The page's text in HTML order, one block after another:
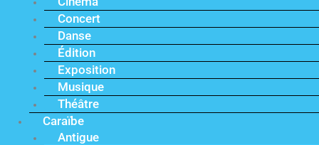
Concert
Danse
Édition
Exposition
Musique
Théâtre
Caraïbe
Antigue